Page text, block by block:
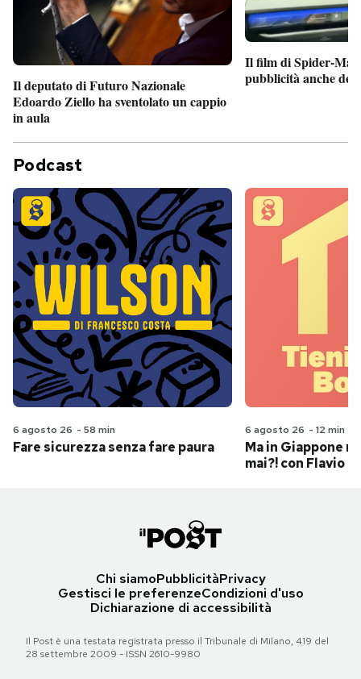
Il deputato di Futuro Nazionale
Edoardo Ziello ha sventolato un cappio
in aula
Il film di Spider-Man
pubblicità anche
Podcast
6 agosto 26 - 58 min
Fare sicurezza senza fare paura
6 agosto 26 - 12 min
Ma in Giappone
mai?! con Flavio
Chi siamoPubblicitàPrivacy
Gestisci le preferenzeCondizioni d'uso
Dichiarazione di accessibilità
Il Post è una testata registrata presso il Tribunale di Milano, 419 del
28 settembre 2009 - ISSN 2610-9980